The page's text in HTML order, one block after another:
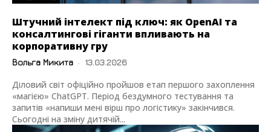
Штучний інтелект під ключ: як OpenAI та
консалтингові гіганти впливають на
корпоративну гру
Вольга Микита - 13.03.2026
Діловий світ офіційно пройшов етап першого захоплення
«магією» ChatGPT. Період бездумного тестування та
запитів «напиши мені вірш про логістику» закінчився.
Сьогодні на зміну дитячій...